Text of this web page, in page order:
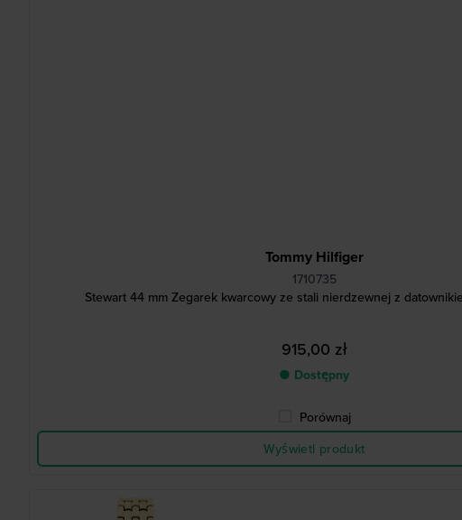
Tommy Hilfiger
1710735
Stewart 44 mm Zegarek kwarcowy ze stali nierdzewnej z
915,00 zł
● Dostępny
Porównaj
Wyświetl produkt